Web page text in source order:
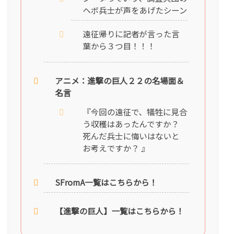
ヘボ兵士が声をあげたシーン
遠征帰りに記者が言った言
葉から３つ目！！！
アニメ：進撃の巨人２２の名場面＆
名言
『今回の遠征で、犠牲に見合
う収穫はあったんですか？
死んだ兵士に悔いはないと
お考えですか？ 』
SFromA一覧はこちらから！
【進撃の巨人】一覧はこちらから！